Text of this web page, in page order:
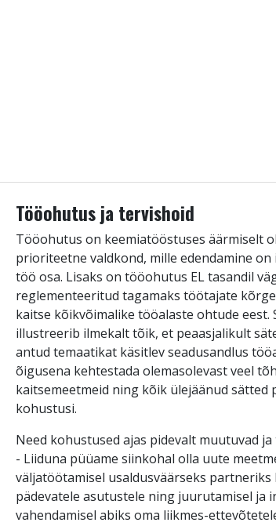
Tööohutus ja tervishoid
Tööohutus on keemiatööstuses äärmiselt
prioriteetne valdkond, mille edendamine on
töö osa. Lisaks on tööohutus EL tasandil
reglementeeritud tagamaks töötajate
kaitse kõikvõimalike tööalaste ohtude eest.
illustreerib ilmekalt tõik, et peaasjalikult
antud temaatikat käsitlev seadusandlus
õigusena kehtestada olemasolevast veel
kaitsemeetmeid ning kõik ülejäänud sätted
kohustusi.
Need kohustused ajas pidevalt muutuvad
- Liiduna püüame siinkohal olla uute
väljatöötamisel usaldusväärseks partneriks
pädevatele asutustele ning juurutamisel ja
vahendamisel abiks oma liikmes-